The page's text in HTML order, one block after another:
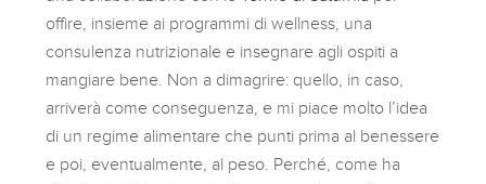
offire, insieme ai programmi di wellness, una
consulenza nutrizionale e insegnare agli ospiti a
mangiare bene. Non a dimagrire: quello, in caso,
arriverà come conseguenza, e mi piace molto l’idea
di un regime alimentare che punti prima al benessere
e poi, eventualmente, al peso. Perché, come ha